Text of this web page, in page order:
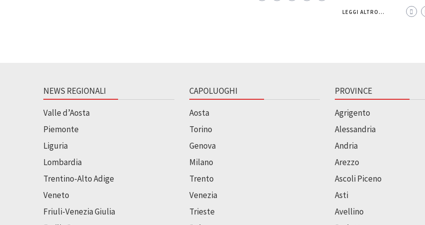
LEGGI ALTRO...
NEWS REGIONALI
Valle d’Aosta
Piemonte
Liguria
Lombardia
Trentino-Alto Adige
Veneto
Friuli-Venezia Giulia
CAPOLUOGHI
Aosta
Torino
Genova
Milano
Trento
Venezia
Trieste
PROVINCE
Agrigento
Alessandria
Andria
Arezzo
Ascoli Piceno
Asti
Avellino